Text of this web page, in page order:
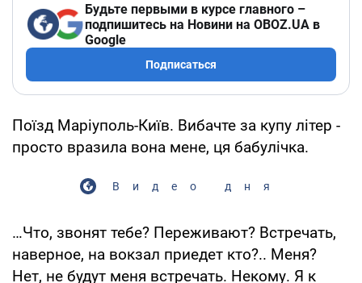
Будьте первыми в курсе главного –
подпишитесь на Новини на OBOZ.UA в
Google
Подписаться
Поїзд Маріуполь-Київ. Вибачте за купу літер -
просто вразила вона мене, ця бабулічка.
Видео дня
…Что, звонят тебе? Переживают? Встречать,
наверное, на вокзал приедет кто?.. Меня?
Нет, не будут меня встречать. Некому. Я к